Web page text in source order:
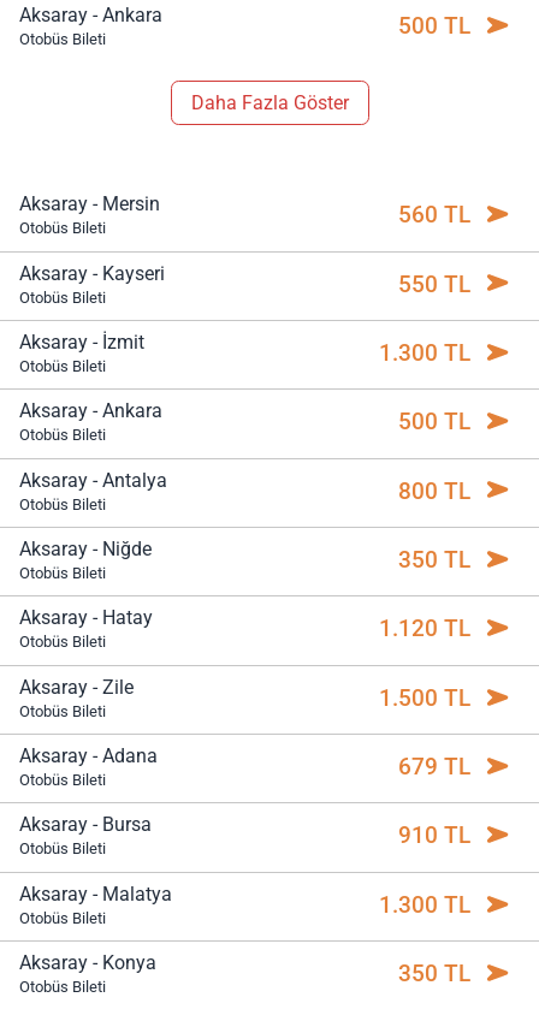
Aksaray - Ankara
Otobüs Bileti 500 TL
Daha Fazla Göster
Aksaray - Mersin
Otobüs Bileti 560 TL
Aksaray - Kayseri
Otobüs Bileti 550 TL
Aksaray - İzmit
Otobüs Bileti 1.300 TL
Aksaray - Ankara
Otobüs Bileti 500 TL
Aksaray - Antalya
Otobüs Bileti 800 TL
Aksaray - Niğde
Otobüs Bileti 350 TL
Aksaray - Hatay
Otobüs Bileti 1.120 TL
Aksaray - Zile
Otobüs Bileti 1.500 TL
Aksaray - Adana
Otobüs Bileti 679 TL
Aksaray - Bursa
Otobüs Bileti 910 TL
Aksaray - Malatya
Otobüs Bileti 1.300 TL
Aksaray - Konya
Otobüs Bileti 350 TL